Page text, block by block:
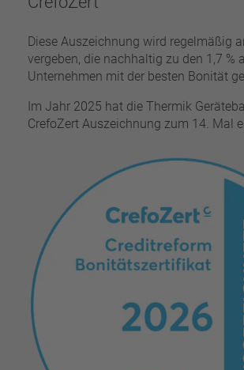
Diese Auszeichnung wird regelmäßig
vergeben, die nachhaltig zu den 1,7 %
Unternehmen mit der besten Bonität
Im Jahr 2025 hat die Thermik
CrefoZert Auszeichnung zum 14. Mal